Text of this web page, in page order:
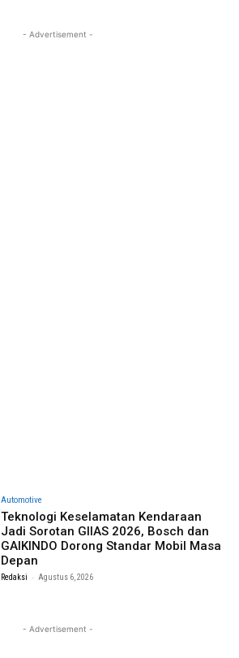
- Advertisement -
Automotive
Teknologi Keselamatan Kendaraan
Jadi Sorotan GIIAS 2026, Bosch dan
GAIKINDO Dorong Standar Mobil Masa
Depan
Redaksi - Agustus 6, 2026
- Advertisement -